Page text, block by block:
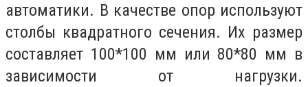
автоматики. В качестве опор используют
столбы квадратного сечения. Их размер
составляет 100*100 мм или 80*80 мм в
зависимости от нагрузки.